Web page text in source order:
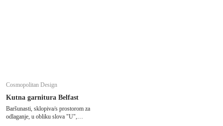
Cosmopolitan Design
Kutna garnitura Belfast
Baršunasti, sklopiva/s prostorom za
odlaganje, u obliku slova "U",